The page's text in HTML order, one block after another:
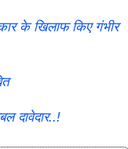
के खिलाफ किए गंभीर
दावेदार..!